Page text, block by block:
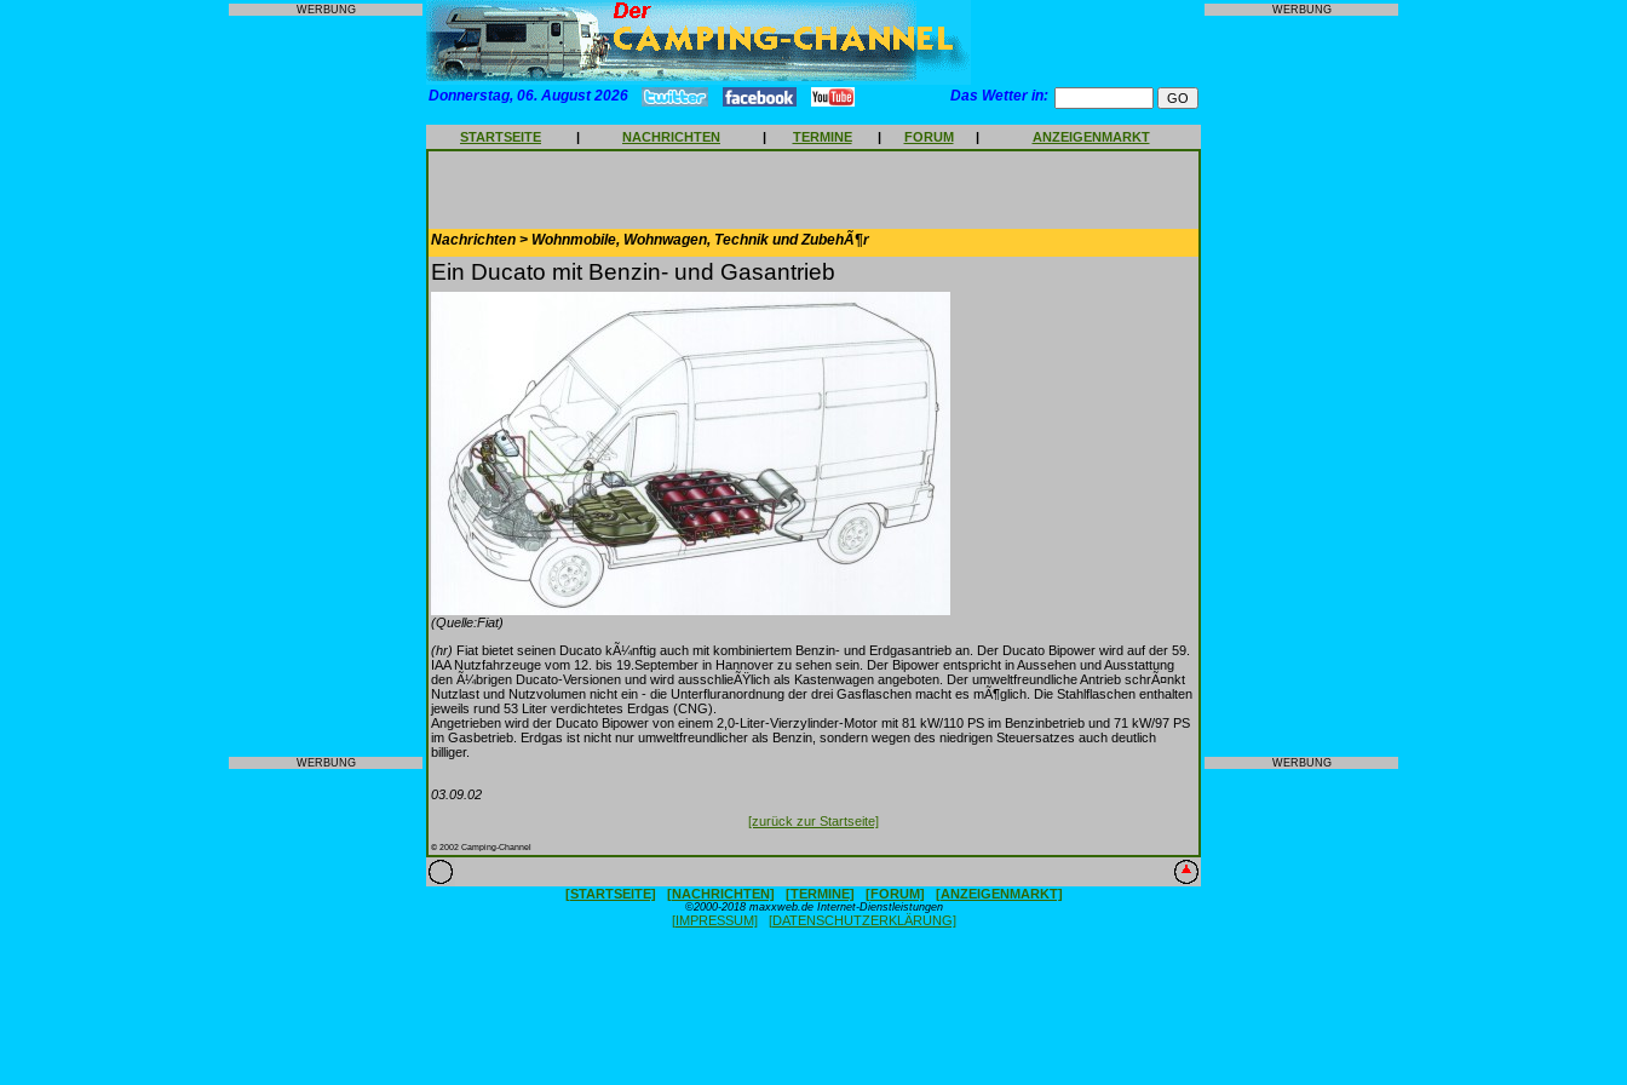
WERBUNG
WERBUNG
Donnerstag, 06. August 2026 Das Wetter in:
STARTSEITE | NACHRICHTEN | TERMINE | FORUM | ANZEIGENMARKT
Nachrichten > Wohnmobile, Wohnwagen, Technik und ZubehÃ¶r
Ein Ducato mit Benzin- und Gasantrieb
(Quelle:Fiat)
(hr) Fiat bietet seinen Ducato kÃ¼nftig auch mit kombiniertem Benzin- und Erdgasantrieb an. Der Ducato Bipower wird auf der 59.
IAA Nutzfahrzeuge vom 12. bis 19.September in Hannover zu sehen sein. Der Bipower entspricht in Aussehen und Ausstattung
den Ã¼brigen Ducato-Versionen und wird ausschlieÃŸlich als Kastenwagen angeboten. Der umweltfreundliche Antrieb schrÃ¤nkt
Nutzlast und Nutzvolumen nicht ein - die Unterfluranordnung der drei Gasflaschen macht es mÃ¶glich. Die Stahlflaschen enthalten
jeweils rund 53 Liter verdichtetes Erdgas (CNG).
Angetrieben wird der Ducato Bipower von einem 2,0-Liter-Vierzylinder-Motor mit 81 kW/110 PS im Benzinbetrieb und 71 kW/97 PS
im Gasbetrieb. Erdgas ist nicht nur umweltfreundlicher als Benzin, sondern wegen des niedrigen Steuersatzes auch deutlich
billiger.
03.09.02
[zurück zur Startseite]
© 2002 Camping-Channel
[STARTSEITE] [NACHRICHTEN] [TERMINE] [FORUM] [ANZEIGENMARKT]
©2000-2018 maxxweb.de Internet-Dienstleistungen
[IMPRESSUM] [DATENSCHUTZERKLÄRUNG]
WERBUNG
WERBUNG